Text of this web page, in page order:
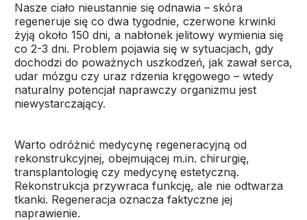
Nasze ciało nieustannie się odnawia – skóra
regeneruje się co dwa tygodnie, czerwone krwinki
żyją około 150 dni, a nabłonek jelitowy wymienia się
co 2-3 dni. Problem pojawia się w sytuacjach, gdy
dochodzi do poważnych uszkodzeń, jak zawał serca,
udar mózgu czy uraz rdzenia kręgowego – wtedy
naturalny potencjał naprawczy organizmu jest
niewystarczający.
Warto odróżnić medycynę regeneracyjną od
rekonstrukcyjnej, obejmującej m.in. chirurgię,
transplantologię czy medycynę estetyczną.
Rekonstrukcja przywraca funkcję, ale nie odtwarza
tkanki. Regeneracja oznacza faktyczne jej
naprawienie.